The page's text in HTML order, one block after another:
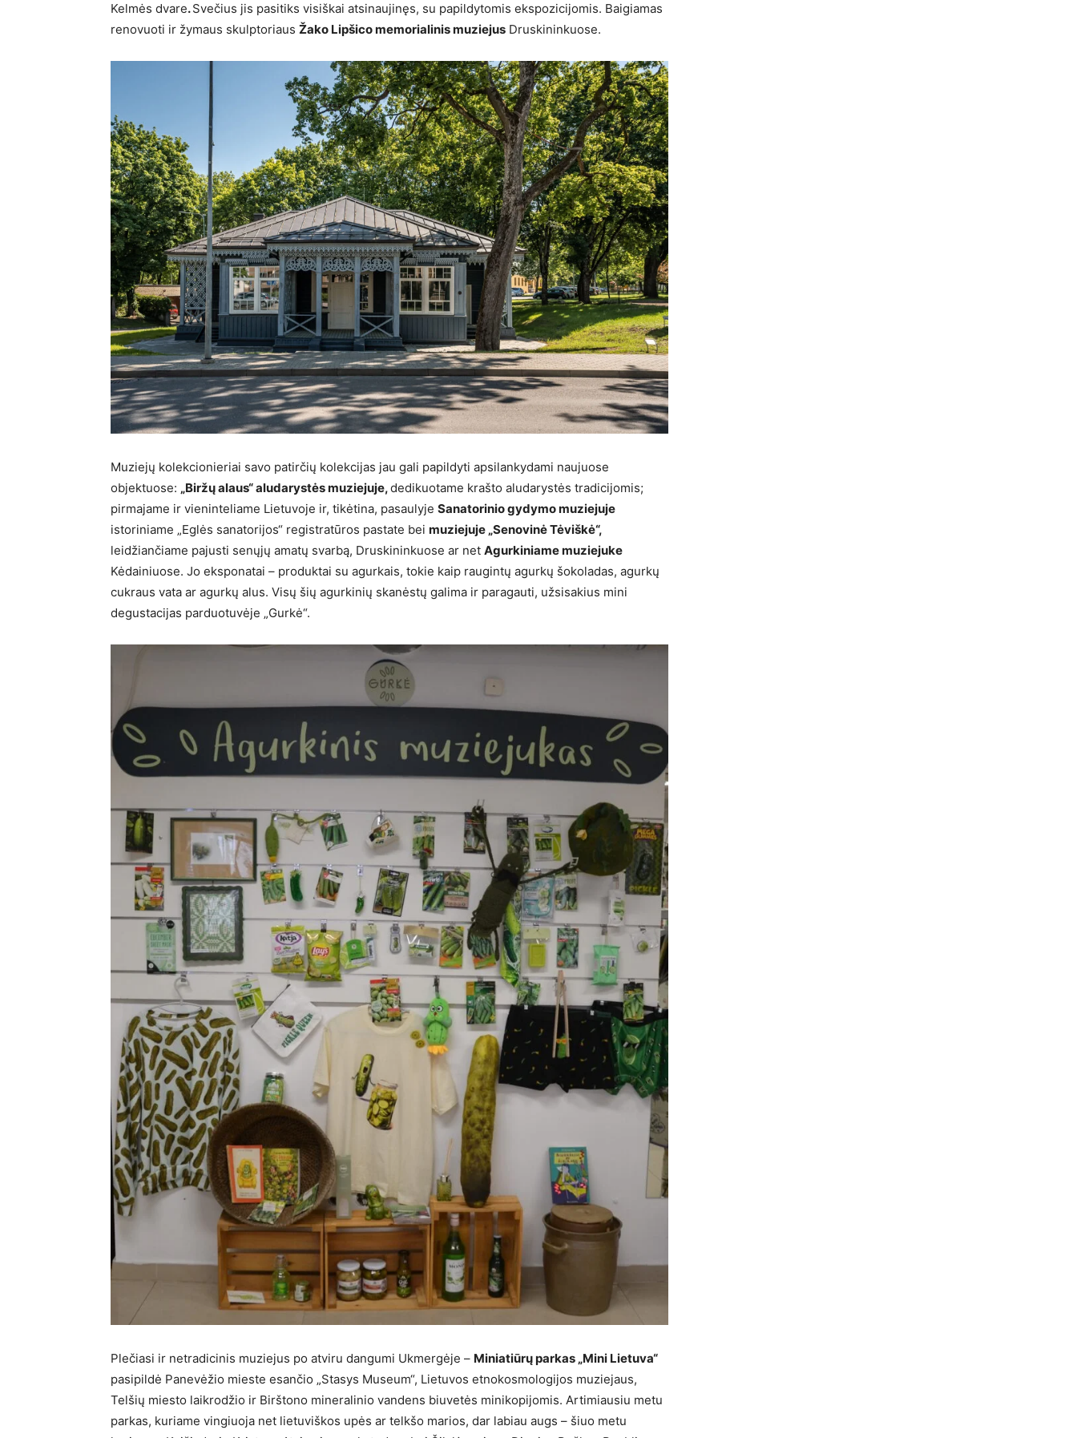
Kelmės dvare.Svečius jis pasitiks visiškai atsinaujinęs, su papildytomis ekspozicijomis. Baigiamas
renovuoti ir žymaus skulptoriaus Žako Lipšico memorialinis muziejus Druskininkuose.
Muziejų kolekcionieriai savo patirčių kolekcijas jau gali papildyti apsilankydami naujuose
objektuose: „Biržų alaus“ aludarystės muziejuje,dedikuotame krašto aludarystės tradicijomis;
pirmajame ir vieninteliame Lietuvoje ir, tikėtina, pasaulyje Sanatorinio gydymo muziejuje
istoriniame „Eglės sanatorijos“ registratūros pastate bei muziejuje „Senovinė Tėviškė“,
leidžiančiame pajusti senųjų amatų svarbą, Druskininkuose ar net Agurkiniame muziejuke
Kėdainiuose. Jo eksponatai – produktai su agurkais, tokie kaip raugintų agurkų šokoladas, agurkų
cukraus vata ar agurkų alus. Visų šių agurkinių skanėstų galima ir paragauti, užsisakius mini
degustacijas parduotuvėje „Gurkė“.
Plečiasi ir netradicinis muziejus po atviru dangumi Ukmergėje – Miniatiūrų parkas „Mini Lietuva“
pasipildė Panevėžio mieste esančio „Stasys Museum“, Lietuvos etnokosmologijos muziejaus,
Telšių miesto laikrodžio ir Birštono mineralinio vandens biuvetės minikopijomis. Artimiausiu metu
parkas, kuriame vingiuoja net lietuviškos upės ar telkšo marios, dar labiau augs – šiuo metu